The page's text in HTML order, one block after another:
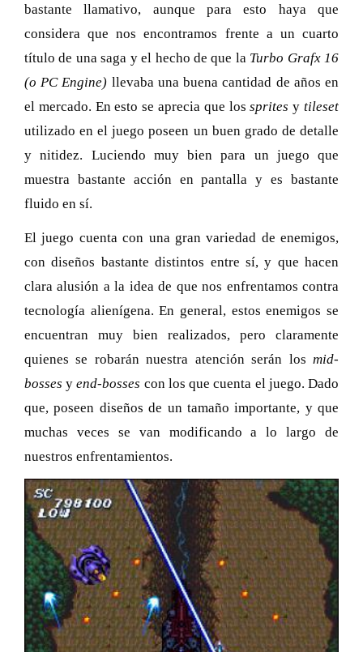
bastante llamativo, aunque para esto haya que
considera que nos encontramos frente a un cuarto
título de una saga y el hecho de que la Turbo Grafx 16
(o PC Engine) llevaba una buena cantidad de años en
el mercado. En esto se aprecia que lossprites ytileset
utilizado en el juego poseen un buen grado de detalle
y nitidez. Luciendo muy bien para un juego que
muestra bastante acción en pantalla y es bastante
fluido en sí.
El juego cuenta con una gran variedad de enemigos,
con diseños bastante distintos entre sí, y que hacen
clara alusión a la idea de que nos enfrentamos contra
tecnología alienígena. En general, estos enemigos se
encuentran muy bien realizados, pero claramente
quienes se robarán nuestra atención serán los mid-
bosses yend-bosses con los que cuenta el juego. Dado
que, poseen diseños de un tamaño importante, y que
muchas veces se van modificando a lo largo de
nuestros enfrentamientos.